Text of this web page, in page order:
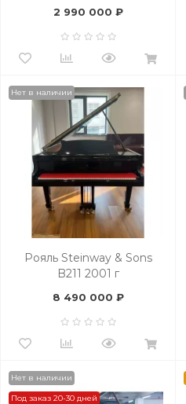
2 990 000 ₽
Нет в наличии
Рояль Steinway & Sons
B211 2001 г
8 490 000 ₽
Нет в наличии
Под заказ 20-30 дней